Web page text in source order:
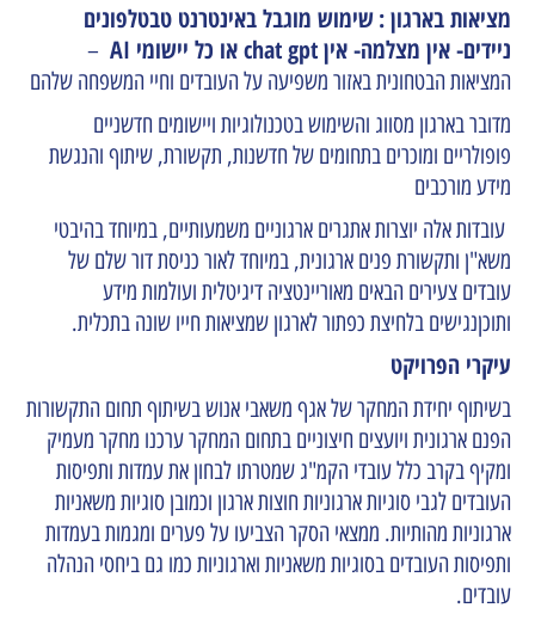
מציאות בארגון :שימוש מוגבל באינטרנט טבטלפונים
ניידים- אין מצלמה- אין chat gpt או כל יישומי AI
–
המציאות הבטחונית באזור משפיעה על העובדים וחיי המשפחה שלהם
מדובר בארגון מסווג והשימוש בטכנולוגיות ויישומים חדשניים
פופולריים ומוכרים בתחומים של חדשנות, תקשורת, שיתוף והנגשת
מידע מורכבים
עובדות אלה יוצרות אתגרים ארגוניים משמעותיים, במיוחד בהיבטי
משא"ן ותקשורת פנים ארגונית, במיוחד לאור כניסת דור שלם של
עובדים צעירים הבאים מאוריינטציה דיגיטלית ועולמות מידע
ותוכןנגישים בלחיצת כפתור לארגון שמציאות חייו שונה בתכלית.
עיקרי הפרויקט
בשיתוף יחידת המחקר של אגף משאבי אנוש בשיתוף תחום התקשורות
הפנם ארגונית ויועצים חיצוניים בתחום המחקר ערכנו מחקר מעמיק
ומקיף בקרב כלל עובדי הקמ"ג שמטרתו לבחון את עמדות ותפיסות
העובדים לגבי סוגיות ארגוניות חוצות ארגון וכמובן סוגיות משאניות
ארגוניות מהותיות. ממצאי הסקר הצביעו על פערים ומגמות בעמדות
ותפיסות העובדים בסוגיות משאניות וארגוניות כמו גם ביחסי הנהלה
עובדים.